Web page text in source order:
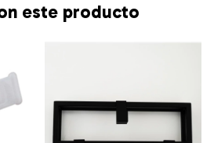
este producto